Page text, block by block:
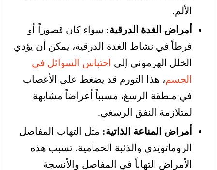
الألم.
أمراض الغدة الدرقية: سواء كان قصوراً أو
فرطاً في نشاط الغدة الدرقية، يمكن أن يؤدي
الخلل الهرموني إلى احتباس السوائل في
الجسم، هذا التورم قد يضغط على الأعصاب
في منطقة الرسغ، مسبباً أعراضاً مشابهة
لمتلازمة النفق الرسغي.
أمراض المناعة الذاتية: مثل التهاب المفاصل
الروماتويدي والذئبة الحمامية، تسبب هذه
الأمراض التهاباً في المفاصل والأنسجة